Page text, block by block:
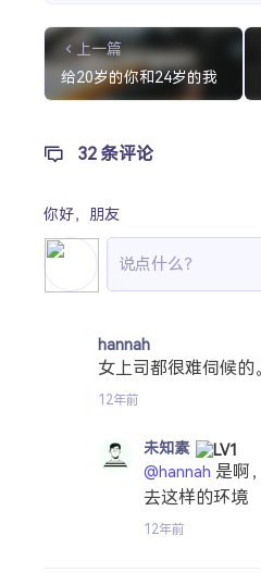
上一篇
给20岁的你和24岁的我
32 条评论
你好， 朋友
hannah
女上司都很难伺候的
12年前
未知素
@hannah 是啊
去这样的环境
12年前